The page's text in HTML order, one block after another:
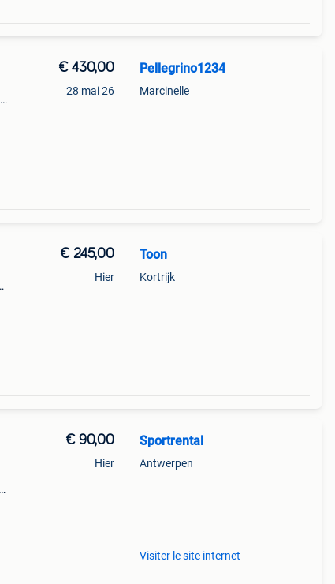
€ 430,00
28 mai 26
Pellegrino1234
Marcinelle
€ 245,00
Hier
Toon
Kortrijk
€ 90,00
Hier
Sportrental
Antwerpen
Visiter le site internet